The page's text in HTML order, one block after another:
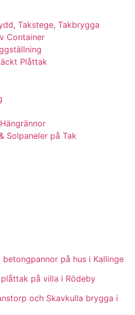
Takstege, Takbrygga
Container
Plåttak
Solpaneler på Tak
på hus i Kallinge
på villa i Rödeby
och Skavkulla brygga i